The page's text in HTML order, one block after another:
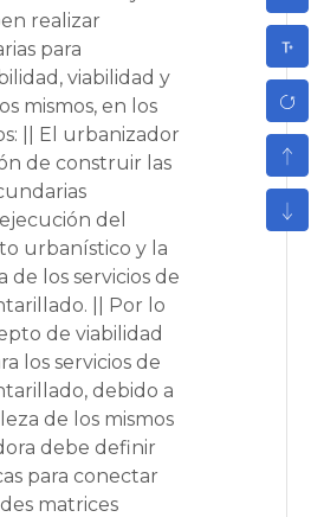
realizar
para
viabilidad y
mismos, en los
|| El urbanizador
de construir las
del
urbanístico y la
de los servicios de
|| Por lo
de viabilidad
los servicios de
debido a
de los mismos
debe definir
para conectar
matrices